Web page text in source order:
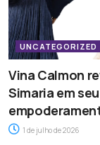
UNCATEGORIZED
Vina Calmon
Simaria em
1 de julho de 2026